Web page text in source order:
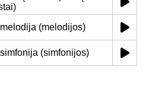
(melodijos)
(simfonijos)